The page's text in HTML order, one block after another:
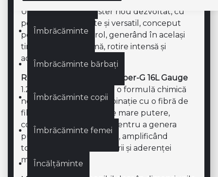
Îmbrăcăminte
Îmbrăcăminte bărbați
Îmbrăcăminte copii
Îmbrăcăminte femei
Încălțăminte
Un șnur de co-poliester nou dezvoltat, cu
performanțe ridicate și versatil, conceput
pentru a oferi control, generând în același
timp putere extremă, rotire intensă și
aderență puternică.
Racordaj Plic SOLINCO Hyper-G 16L Gauge
1.25 mm 12.2 M folosește o formulă chimică
nou dezvoltată, în combinație cu o fibră de
filament din poliester de mare putere,
concepută și modelată pentru a genera
putere maximă și control, amplificând
totodată intensitatea rotirii și aderenței
mingii.